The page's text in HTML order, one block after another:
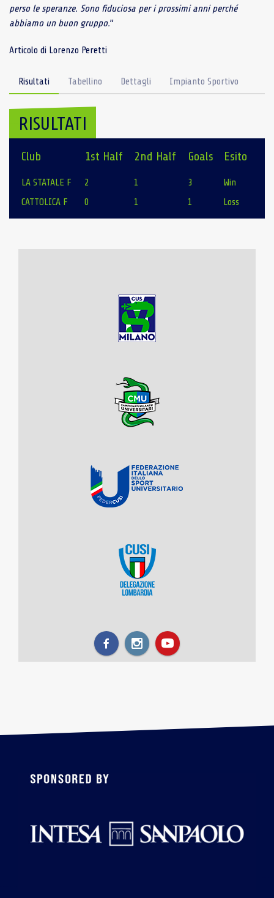
perso le speranze. Sono fiduciosa per i prossimi anni perché
abbiamo un buon gruppo.”
Articolo di Lorenzo Peretti
Risultati Tabellino Dettagli Impianto Sportivo
RISULTATI
Club 1st Half 2nd Half Goals Esito
LA STATALE F 2 1 3
Win
CATTOLICA F
0 1 1 Loss